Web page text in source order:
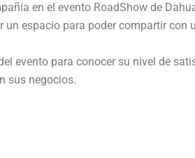
en el evento RoadShow de
espacio para poder compartir con
evento para conocer su nivel de
sus negocios.